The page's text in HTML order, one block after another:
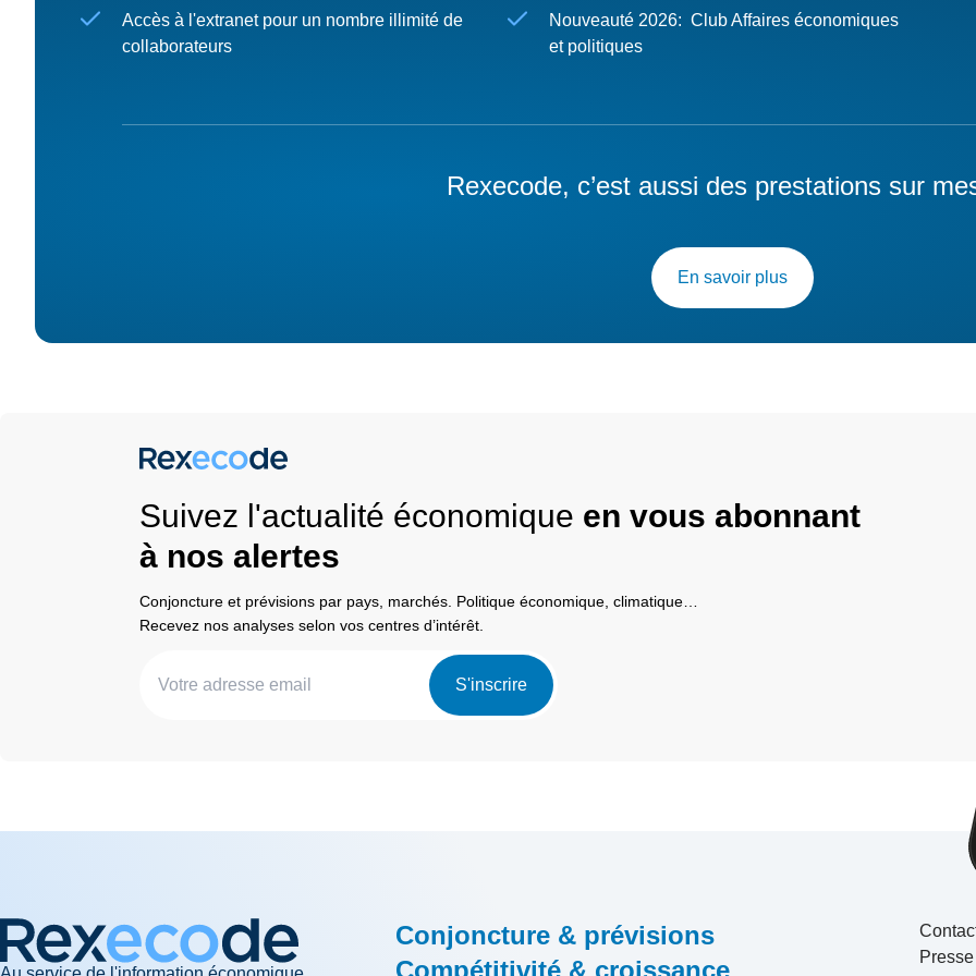
Accès à l'extranet pour un nombre illimité de
collaborateurs
Nouveauté 2026: Club Affaires économiques
et politiques
Rexecode, c’est aussi des prestations sur
En savoir plus
Suivez l'actualité économique en vous abonnant
à nos alertes
Conjoncture et prévisions par pays, marchés. Politique économique, climatique…
Recevez nos analyses selon vos centres d’intérêt.
S'inscrire
Conjoncture & prévisions
Presse